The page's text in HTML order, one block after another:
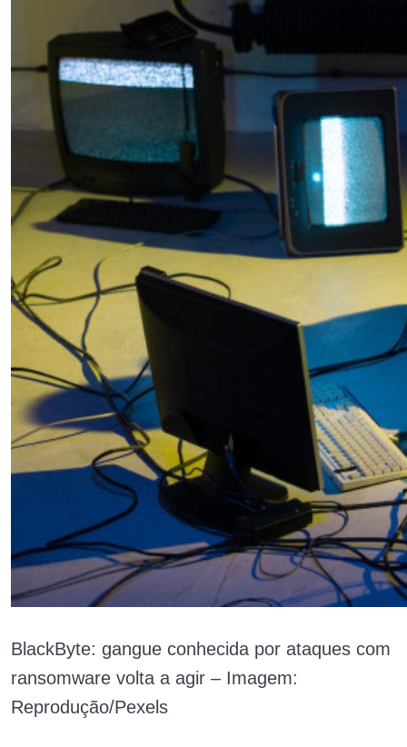
BlackByte: gangue conhecida por ataques com
ransomware volta a agir – Imagem:
Reprodução/Pexels